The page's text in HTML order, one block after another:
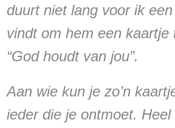
duurt niet lang voor ik
vindt om hem een kaartje
“God houdt van jou”.
Aan wie kun je zo’n
ieder die je ontmoet.